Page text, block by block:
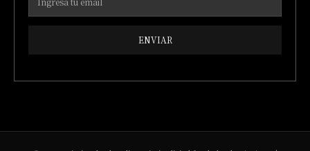
ENVIAR